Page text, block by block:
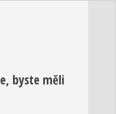
byste měli